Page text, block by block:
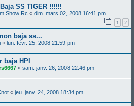
SS TIGER !!!!!!
Show Rc « dim. mars 02, 2008 16:41 pm
1 2
baja ss...
« lun. févr. 25, 2008 21:59 pm
baja HPI
« sam. janv. 26, 2008 22:46 pm
« jeu. janv. 24, 2008 18:34 pm